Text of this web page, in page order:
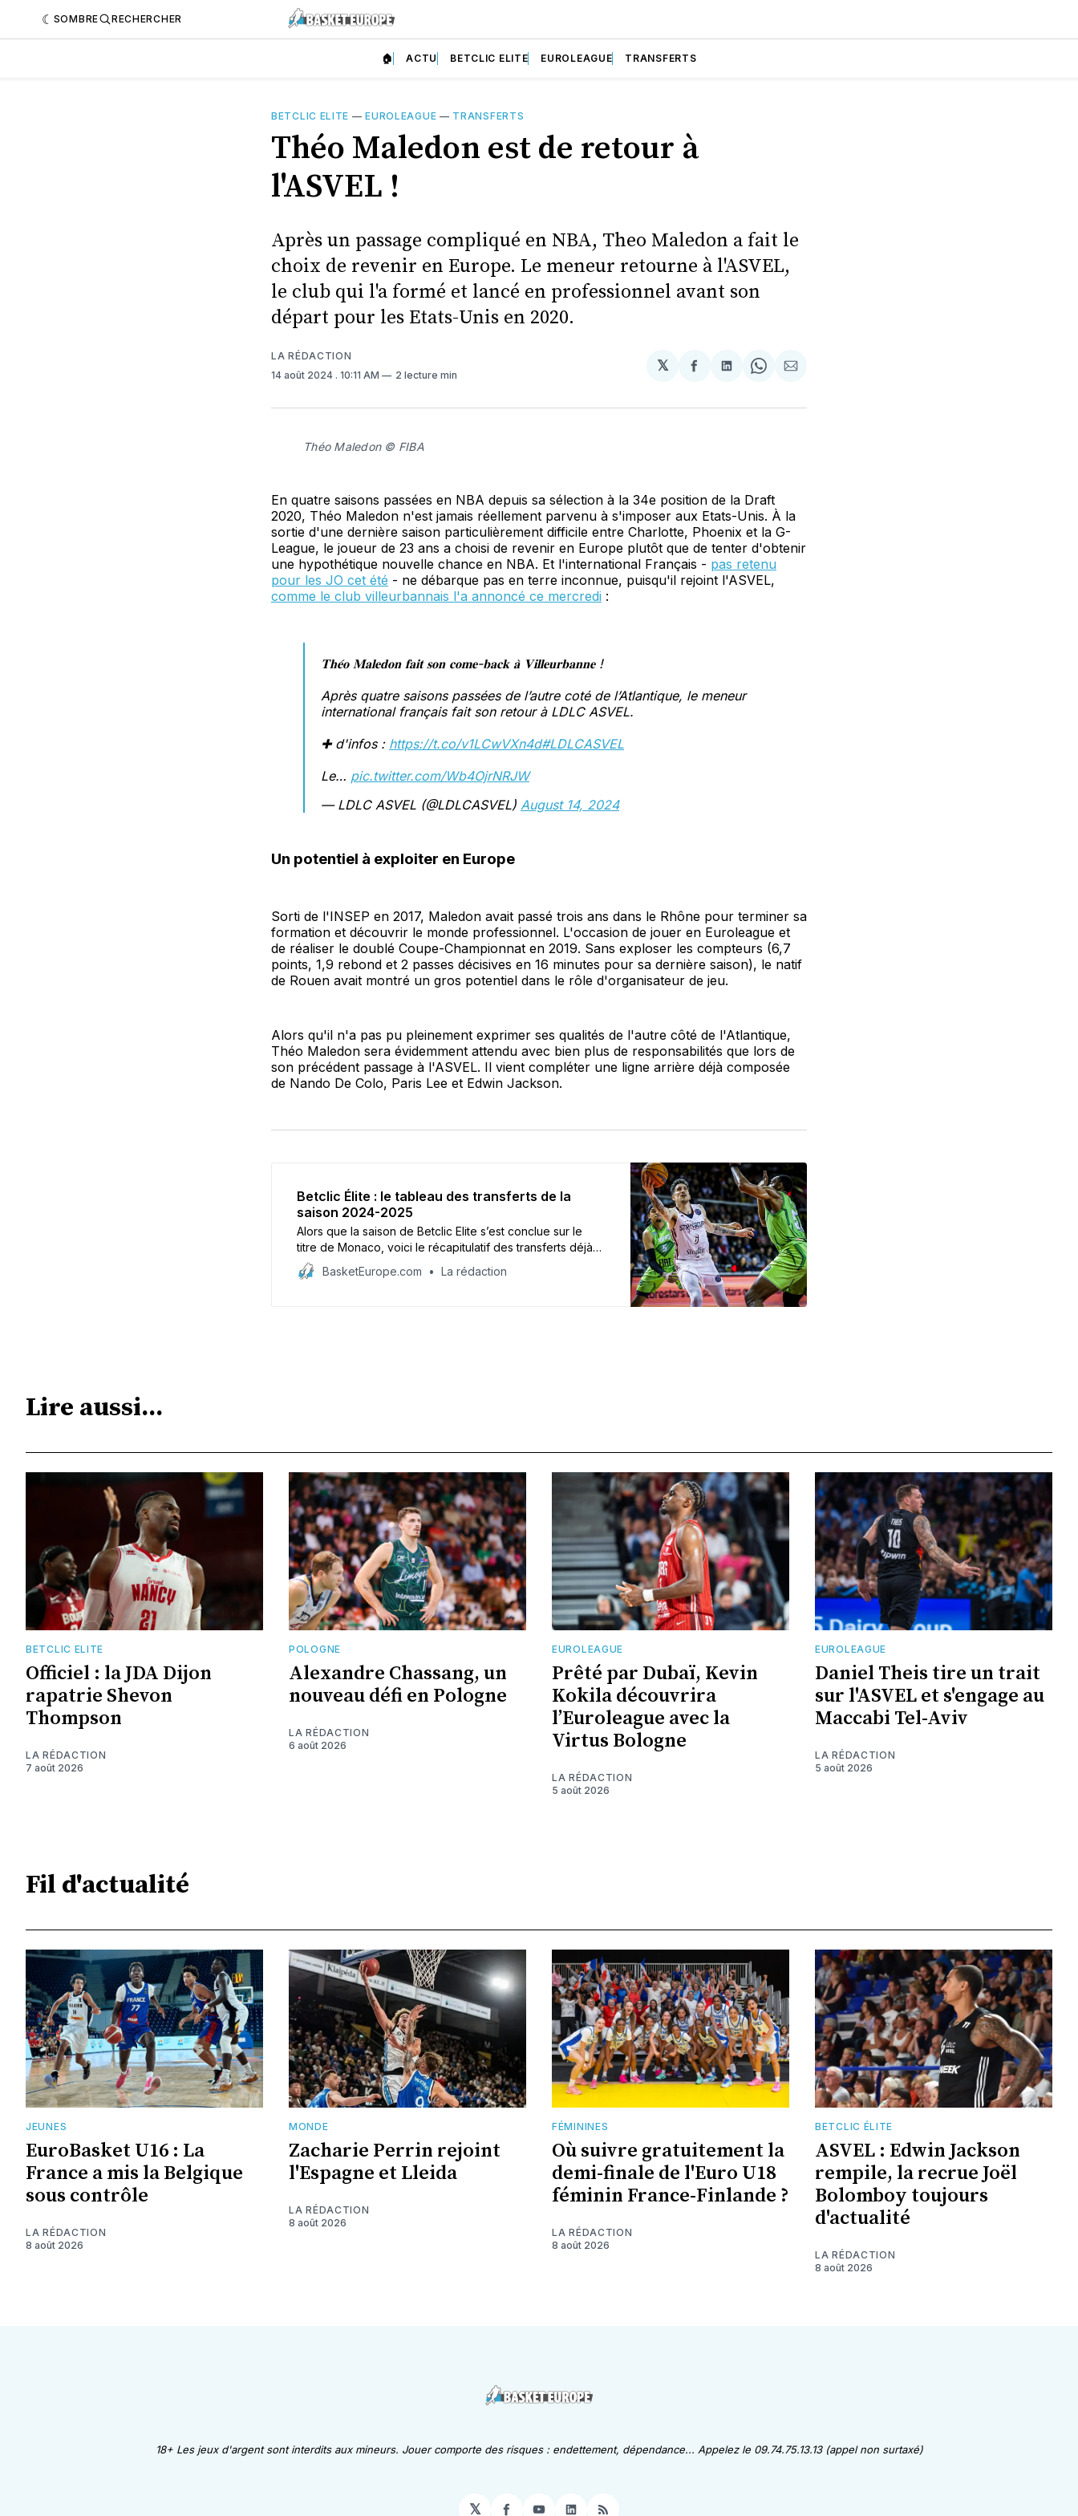
SOMBRE RECHERCHER
🏠 ACTU BETCLIC ELITE EUROLEAGUE TRANSFERTS
BETCLIC ELITE —EUROLEAGUE — TRANSFERTS
Théo Maledon est de retour à
l'ASVEL !
Après un passage compliqué en NBA, Theo Maledon a fait le
choix de revenir en Europe. Le meneur retourne à l'ASVEL,
le club qui l'a formé et lancé en professionnel avant son
départ pour les Etats-Unis en 2020.
LA RÉDACTION
14 août 2024 . 10:11 AM 2 lecture min
𝕏
Partager
Facebook
Partager
LinkedIn
Share
WhatsApp
Partager
Courriel
Théo Maledon © FIBA
En quatre saisons passées en NBA depuis sa sélection à la 34e position de la Draft
2020, Théo Maledon n'est jamais réellement parvenu à s'imposer aux Etats-Unis. À la
sortie d'une dernière saison particulièrement difficile entre Charlotte, Phoenix et la G-
League, le joueur de 23 ans a choisi de revenir en Europe plutôt que de tenter d'obtenir
une hypothétique nouvelle chance en NBA. Et l'international Français - pas retenu
pour les JO cet été - ne débarque pas en terre inconnue, puisqu'il rejoint l'ASVEL,
comme le club villeurbannais l'a annoncé ce mercredi :
𝐓𝐡𝐞́𝐨 𝐌𝐚𝐥𝐞𝐝𝐨𝐧 𝐟𝐚𝐢𝐭 𝐬𝐨𝐧 𝐜𝐨𝐦𝐞-𝐛𝐚𝐜𝐤 𝐚̀ 𝐕𝐢𝐥𝐥𝐞𝐮𝐫𝐛𝐚𝐧𝐧𝐞 !
Après quatre saisons passées de l’autre coté de l’Atlantique, le meneur
international français fait son retour à LDLC ASVEL.
✚ d'infos : https://t.co/v1LCwVXn4d#LDLCASVEL
Le… pic.twitter.com/Wb4OjrNRJW
— LDLC ASVEL (@LDLCASVEL) August 14, 2024
Un potentiel à exploiter en Europe
Sorti de l'INSEP en 2017, Maledon avait passé trois ans dans le Rhône pour terminer sa
formation et découvrir le monde professionnel. L'occasion de jouer en Euroleague et
de réaliser le doublé Coupe-Championnat en 2019. Sans exploser les compteurs (6,7
points, 1,9 rebond et 2 passes décisives en 16 minutes pour sa dernière saison), le natif
de Rouen avait montré un gros potentiel dans le rôle d'organisateur de jeu.
Alors qu'il n'a pas pu pleinement exprimer ses qualités de l'autre côté de l'Atlantique,
Théo Maledon sera évidemment attendu avec bien plus de responsabilités que lors de
son précédent passage à l'ASVEL. Il vient compléter une ligne arrière déjà composée
de Nando De Colo, Paris Lee et Edwin Jackson.
Betclic Élite : le tableau des transferts de la
saison 2024-2025
Alors que la saison de Betclic Elite s’est conclue sur le
titre de Monaco, voici le récapitulatif des transferts déjà
actés pour la saison 2024-2025.
BasketEurope.com La rédaction
Lire aussi...
BETCLIC ELITE
Officiel : la JDA Dijon
rapatrie Shevon
Thompson
LA RÉDACTION
7 août 2026
POLOGNE
Alexandre Chassang, un
nouveau défi en Pologne
LA RÉDACTION
6 août 2026
EUROLEAGUE
Prêté par Dubaï, Kevin
Kokila découvrira
l’Euroleague avec la
Virtus Bologne
LA RÉDACTION
5 août 2026
EUROLEAGUE
Daniel Theis tire un trait
sur l'ASVEL et s'engage au
Maccabi Tel-Aviv
LA RÉDACTION
5 août 2026
Fil d'actualité
JEUNES
EuroBasket U16 : La
France a mis la Belgique
sous contrôle
LA RÉDACTION
8 août 2026
MONDE
Zacharie Perrin rejoint
l'Espagne et Lleida
LA RÉDACTION
8 août 2026
FÉMININES
Où suivre gratuitement la
demi-finale de l'Euro U18
féminin France-Finlande ?
LA RÉDACTION
8 août 2026
BETCLIC ÉLITE
ASVEL : Edwin Jackson
rempile, la recrue Joël
Bolomboy toujours
d'actualité
LA RÉDACTION
8 août 2026
18+ Les jeux d'argent sont interdits aux mineurs. Jouer comporte des risques : endettement, dépendance... Appelez le 09.74.75.13.13 (appel non surtaxé)
𝕏